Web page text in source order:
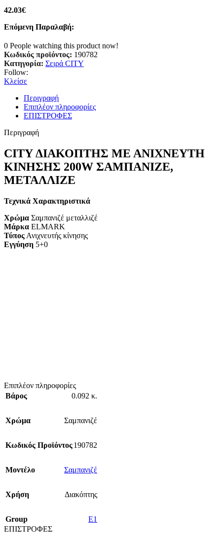
42.03€
Επόμενη Παραλαβή:
0 People watching this product now!
Κωδικός προϊόντος: 190782
Κατηγορία: Σειρά CITY
Follow:
Κλείσε
Περιγραφή
Επιπλέον πληροφορίες
ΕΠΙΣΤΡΟΦΕΣ
Περιγραφή
CITY ΔΙΑΚΟΠΤΗΣ ΜΕ ΑΝΙΧΝΕΥΤΗ
ΚΙΝΗΣΗΣ 200W ΣΑΜΠΑΝΙΖΕ,
ΜΕΤΑΛΛΙΖΕ
Τεχνικά Χαρακτηριστικά
Χρώμα Σαμπανιζέ μεταλλιζέ
Μάρκα ELMARK
Τύπος Ανιχνευτής κίνησης
Εγγύηση 5+0
Επιπλέον πληροφορίες
Βάρος
0.092 κ.
Χρώμα Σαμπανιζέ
Κωδικός Προϊόντος190782
Mοντέλο Σαμπανιζέ
Χρήση Διακόπτης
Group
E1
ΕΠΙΣΤΡΟΦΕΣ